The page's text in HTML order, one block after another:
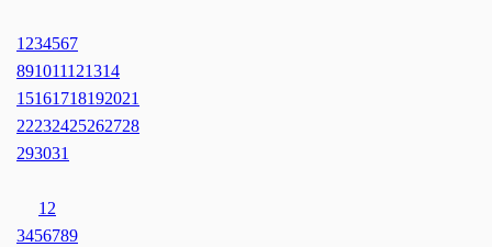
1 234567
891011121314
15161718192021
22232425262728
293031
1 2
3456789